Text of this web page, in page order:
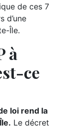
de ces 7
d’une
Île.
à
ce
loi rend la
Le décret